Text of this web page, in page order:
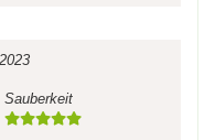
Sauberkeit